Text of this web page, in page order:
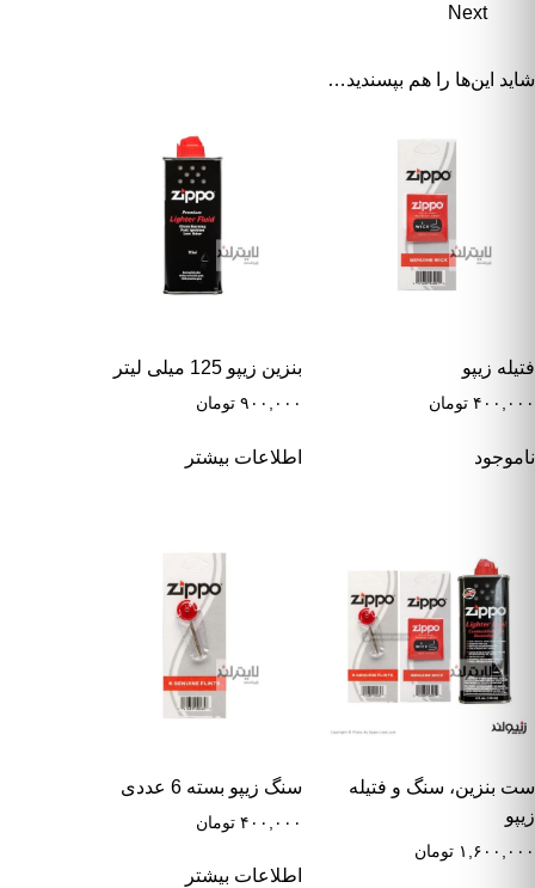
Next
شاید این‌ها را هم بپسندید…
فتیله زیپو
۴۰۰,۰۰۰ تومان
ناموجود
بنزین زیپو 125 میلی لیتر
۹۰۰,۰۰۰ تومان
اطلاعات بیشتر
ست بنزین، سنگ و فتیله
زیپو
۱,۶۰۰,۰۰۰ تومان
سنگ زیپو بسته 6 عددی
۴۰۰,۰۰۰ تومان
اطلاعات بیشتر